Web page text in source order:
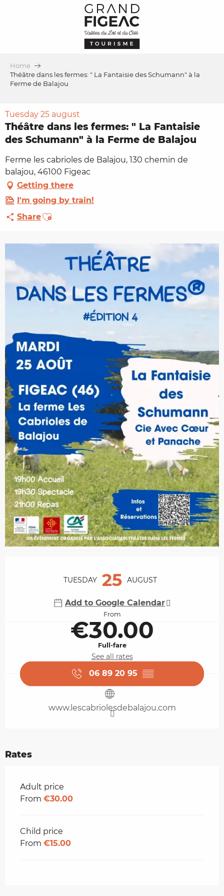
Home
Théâtre dans les fermes: " La Fantaisie des Schumann" à la
Ferme de Balajou
Tuesday 25 august
Théâtre dans les fermes: " La Fantaisie
des Schumann" à la Ferme de Balajou
Ferme les cabrioles de Balajou, 130 chemin de
balajou, 46100 Figeac
Getting there
I'm going by train!
ShareAjouter aux favoris
TUESDAY 25 AUGUST
Add to Google Calendar
From
€30.00
Full-fare
See all rates
06 89 20 95 ▒▒
www.lescabriolesdebalajou.com
Rates
Rates 2026
Adult price
From €30.00
Child price
From €15.00